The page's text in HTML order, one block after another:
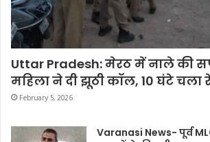
Uttar Pradesh: मेरठ में नाले की
महिला ने दी झूठी कॉल, 10 घंटे
February 5, 2026
Varanasi News- पूर्व